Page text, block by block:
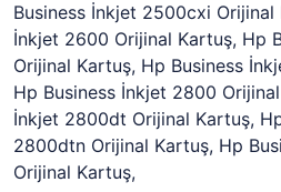
Business İnkjet 2500cxi Orijinal
İnkjet 2600 Orijinal Kartuş, Hp
Orijinal Kartuş, Hp Business
Hp Business İnkjet 2800
İnkjet 2800dt Orijinal Kartuş,
2800dtn Orijinal Kartuş, Hp
Orijinal Kartuş,